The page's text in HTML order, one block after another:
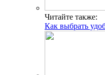
Читайте также:
Как выбрать